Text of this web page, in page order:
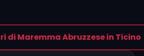
di Maremma Abruzzese in Ticino